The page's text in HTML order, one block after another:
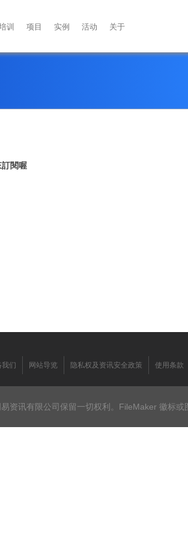
训 项目 实例 活动
关于
閱喔
我们 网站导览 隐私权及资讯安全政策 使用条款
资讯有限公司保留一切权利。FileMaker 徽标或